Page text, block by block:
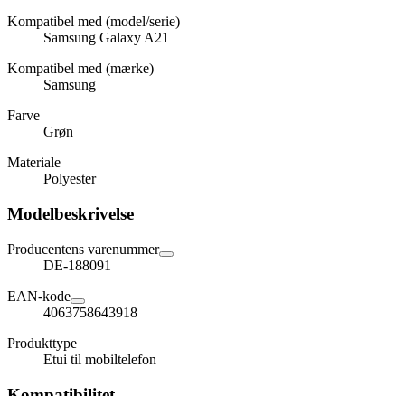
Kompatibel med (model/serie)
Samsung Galaxy A21
Kompatibel med (mærke)
Samsung
Farve
Grøn
Materiale
Polyester
Modelbeskrivelse
Producentens varenummer
DE-188091
EAN-kode
4063758643918
Produkttype
Etui til mobiltelefon